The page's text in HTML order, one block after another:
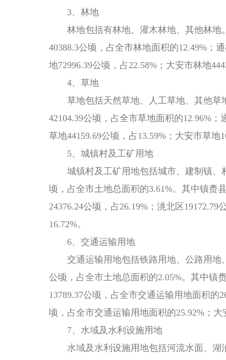
3、林地
林地包括有林地、灌木林地、其他林地
40388.3公顷，占全市林地面积的12.49%；
地72996.39公顷，占22.58%；大安市林地
4、草地
草地包括天然草地、人工草地、其他草
42104.39公顷，占全市草地面积的12.96%
草地44159.69公顷，占13.59%；大安市草地
5、城镇村及工矿用地
城镇村及工矿用地包括城市、建制镇、
顷，占全市土地总面积的3.61%。其中镇赉
24376.24公顷，占26.19%；洮北区19172.79
16.72%。
6、交通运输用地
交通运输用地包括铁路用地、公路用地
公顷，占全市土地总面积的2.05%。其中镇
13789.37公顷，占全市交通运输用地面积的
顷，占全市交通运输用地面积的25.92%；
7、水域及水利设施用地
水域及水利设施用地包括河流水面、湖